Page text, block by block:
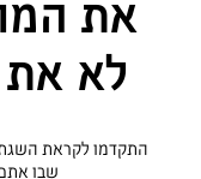
את
לא
התקדמו לקראת השגת
שבו